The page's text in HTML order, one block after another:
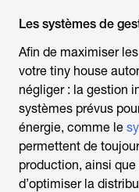
Les systèmes de
Afin de maximiser
votre tiny house
négliger : la gestion
systèmes prévus
énergie, comme le
permettent de
production, ainsi
d’optimiser la